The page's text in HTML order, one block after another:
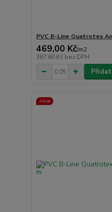
PVC B-Line Quatrotex
469,00 Kč/m2
387,60 Kč bez DPH
Akce